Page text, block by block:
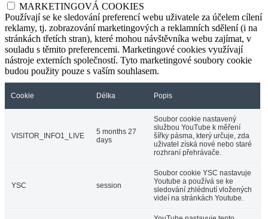
MARKETINGOVÁ COOKIES
Používají se ke sledování preferencí webu uživatele za účelem cílení
reklamy, tj. zobrazování marketingových a reklamních sdělení (i na
stránkách třetích stran), které mohou návštěvníka webu zajímat, v
souladu s těmito preferencemi. Marketingové cookies využívají
nástroje externích společností. Tyto marketingové soubory cookie
budou použity pouze s vaším souhlasem.
Cookie Délka Popis
VISITOR_INFO1_LIVE
5 months 27
days
Soubor cookie nastavený
službou YouTube k měření
šířky pásma, který určuje, zda
uživatel získá nové nebo staré
rozhraní přehrávače.
YSC session
Soubor cookie YSC nastavuje
Youtube a používá se ke
sledování zhlédnutí vložených
videí na stránkách Youtube.